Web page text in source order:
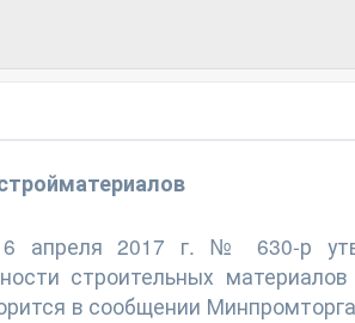
6 апреля 2017 г. № 630-р
строительных
в сообщении